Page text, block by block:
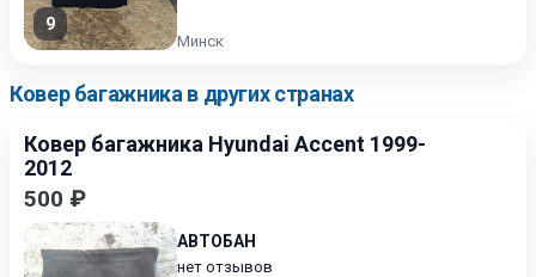
9
Минск
Ковер багажника в других странах
Ковер багажника Hyundai Accent 1999-
2012
500 ₽
АВТОБАН
нет отзывов